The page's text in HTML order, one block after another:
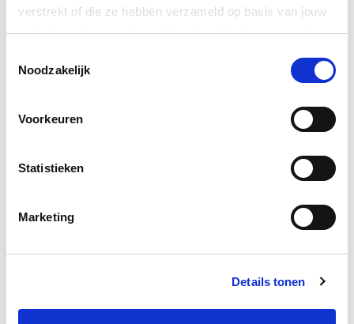
verstrekt of die ze hebben verzameld op basis van jouw
gebruik van hun services. Hier kun je indien gewenst
onze cookies als je onze website blijft gebruiken.
Noodzakelijk
Voorkeuren
Statistieken
Marketing
Details tonen